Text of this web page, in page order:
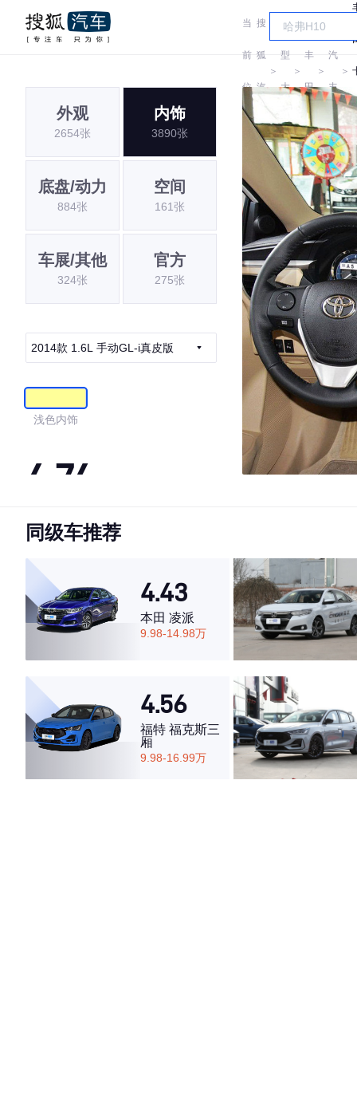
当
前
位
置:
搜
狐
汽
＞
车
型
大
全
＞
丰
田
＞
汽
丰
田
＞
外观
2654张
内饰
3890张
底盘/动力
884张
空间
161张
车展/其他
324张
官方
275张
2014款 1.6L 手动GL-i真皮版
浅色内饰
4.74
·外观表现较为优秀，优于65%同级车
·空间表现较为优秀，优于77%同级车
同级车推荐
4.43
本田 凌派
9.98-14.98万
4.56
福特 福克斯三
厢
9.98-16.99万